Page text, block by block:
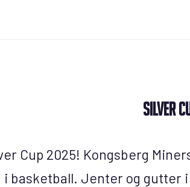
Silver
Cup 2025! Kongsberg
basketball. Jenter og gutter i